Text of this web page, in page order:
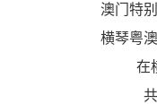
澳门特
横琴粤
在